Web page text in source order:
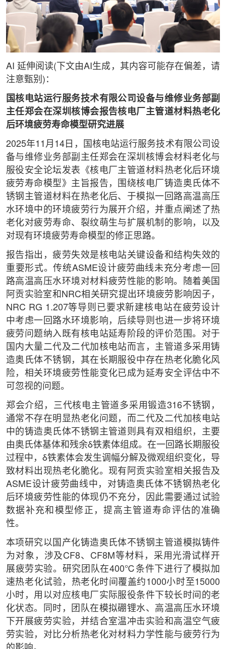
AI 延伸阅读(下文由AI生成，其内容可能存在偏差，请
注意甄别)：
国核电站运行服务技术有限公司设备与维修业务部副
主任郑会在深圳核博会报告核电厂主管道材料热老化
后环境疲劳寿命模型研究进展
2025年11月14日，国核电站运行服务技术有限公司设
备与维修业务部副主任郑会在深圳核博会材料老化与
服役安全论坛发表《核电厂主管道材料热老化后环境
疲劳寿命模型》主旨报告，围绕核电厂铸造奥氏体不
锈钢主管道材料在热老化后、于模拟一回路高温高压
水环境中的环境疲劳行为展开介绍，并重点阐述了热
老化对疲劳寿命、裂纹萌生与扩展机制的影响，以及
对现有环境疲劳寿命模型的修正思路。
报告指出，疲劳失效是核电站关键设备和结构失效的
重要形式。传统ASME设计疲劳曲线未充分考虑一回
路高温高压水环境对材料疲劳性能的影响。随着美国
阿贡实验室和NRC相关研究提出环境疲劳影响因子，
NRC RG 1.207等导则已要求新建核电站在疲劳设计
中考虑一回路水环境影响，后续导则也进一步将环境
疲劳问题纳入既有核电站延寿阶段的评价范围。对于
国内大量二代及二代加核电站而言，主管道多采用铸
造奥氏体不锈钢，其在长期服役中存在热老化脆化风
险，相关环境疲劳性能变化已成为延寿安全评估中不
可忽视的问题。
郑会介绍，三代核电主管道多采用锻造316不锈钢，
通常不存在明显热老化问题，而二代及二代加核电站
中的铸造奥氏体不锈钢主管道则具有双相组织，主要
由奥氏体基体和残余δ铁素体组成。在一回路长期服役
过程中，δ铁素体会发生调幅分解及微观组织变化，导
致材料出现热老化脆化。现有阿贡实验室相关报告及
ASME设计疲劳曲线中，对铸造奥氏体不锈钢热老化
后环境疲劳性能的体现仍不充分，因此需要通过试验
数据补充和模型修正，提高主管道寿命评估的准确
性。
本项研究以国产化铸造奥氏体不锈钢主管道模拟铸件
为对象，涉及CF8、CF8M等材料，采用光滑试样开
展疲劳实验。研究团队在400℃条件下进行了模拟加
速热老化试验，热老化时间覆盖约1000小时至15000
小时，用以对应核电厂实际服役条件下较长时间的老
化状态。同时，团队在模拟硼锂水、高温高压水环境
下开展疲劳实验，并结合室温冲击实验和高温空气疲
劳实验，对比分析热老化对材料力学性能与疲劳行为